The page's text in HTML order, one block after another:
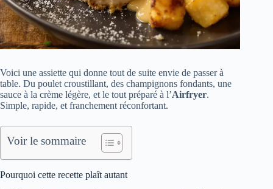
Voici une assiette qui donne tout de suite envie de passer à
table. Du poulet croustillant, des champignons fondants, une
sauce à la crème légère, et le tout préparé à l’Airfryer.
Simple, rapide, et franchement réconfortant.
Voir le sommaire
Pourquoi cette recette plaît autant